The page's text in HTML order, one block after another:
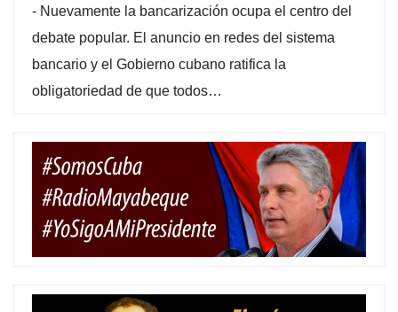
- Nuevamente la bancarización ocupa el centro del
debate popular. El anuncio en redes del sistema
bancario y el Gobierno cubano ratifica la
obligatoriedad de que todos…